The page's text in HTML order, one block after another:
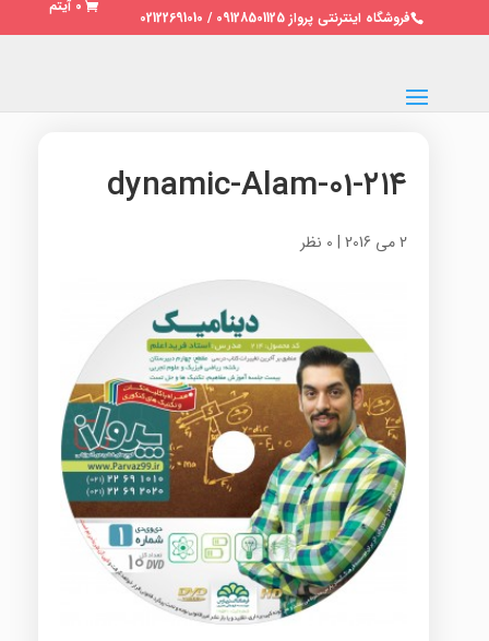
فروشگاه اینترنتی پرواز 09128501125 / 02122691010
0 آیتم
۲۱۴-dynamic-Alam-01
2 می 2016 | 0 نظر